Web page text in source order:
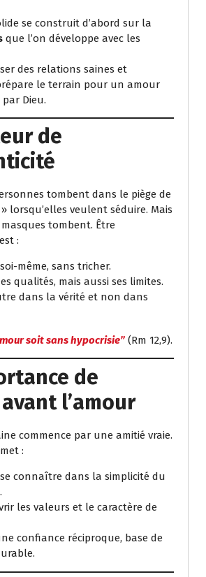
se construit d’abord sur la
que l’on développe avec les
des relations saines et
le terrain pour un amour
Dieu.
de
tombent dans le piège de
lorsqu’elles veulent séduire. Mais
tombent. Être
:
même, sans tricher.
qualités, mais aussi ses limites.
dans la vérité et non dans
soit sans hypocrisie” (Rm 12,9).
de
l’amour
commence par une amitié vraie.
:
se connaître dans la simplicité du
les valeurs et le caractère de
confiance réciproque, base de